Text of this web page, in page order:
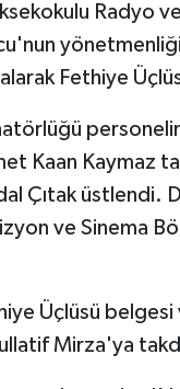
Radyo
Fethiye
Kaan Kaymaz
Çıtak üstlendi.
ve Sinema
Üçlüsü
Mirza'ya